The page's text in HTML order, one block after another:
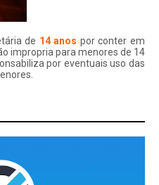
de 14 anos por conter em
impropria para menores de 14
por eventuais uso das